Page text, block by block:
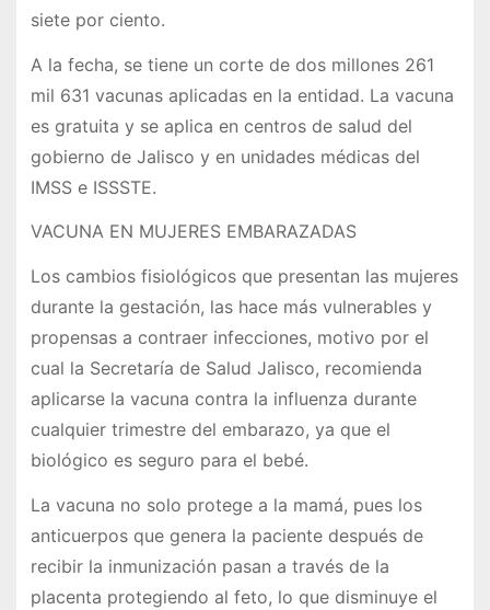
siete por ciento.
A la fecha, se tiene un corte de dos millones 261
mil 631 vacunas aplicadas en la entidad. La vacuna
es gratuita y se aplica en centros de salud del
gobierno de Jalisco y en unidades médicas del
IMSS e ISSSTE.
VACUNA EN MUJERES EMBARAZADAS
Los cambios fisiológicos que presentan las mujeres
durante la gestación, las hace más vulnerables y
propensas a contraer infecciones, motivo por el
cual la Secretaría de Salud Jalisco, recomienda
aplicarse la vacuna contra la influenza durante
cualquier trimestre del embarazo, ya que el
biológico es seguro para el bebé.
La vacuna no solo protege a la mamá, pues los
anticuerpos que genera la paciente después de
recibir la inmunización pasan a través de la
placenta protegiendo al feto, lo que disminuye el